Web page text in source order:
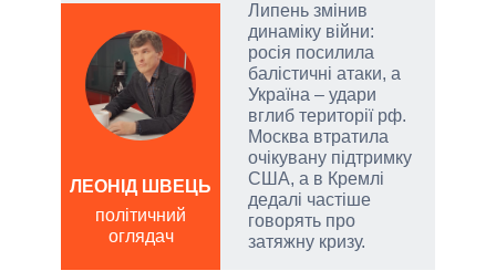
Липень змінив
динаміку війни:
росія посилила
балістичні атаки, а
Україна – удари
вглиб території рф.
Москва втратила
очікувану підтримку
США, а в Кремлі
дедалі частіше
говорять про
затяжну кризу.
ЛЕОНІД ШВЕЦЬ
політичний
оглядач